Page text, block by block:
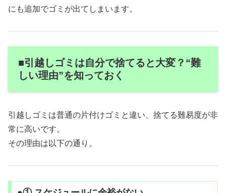
にも追加でゴミが出てしまいます。
■引越しゴミは自分で捨てると大変？“難
しい理由”を知っておく
引越しゴミは普通の片付けゴミと違い、捨てる難易度が非
常に高いです。
その理由は以下の通り。